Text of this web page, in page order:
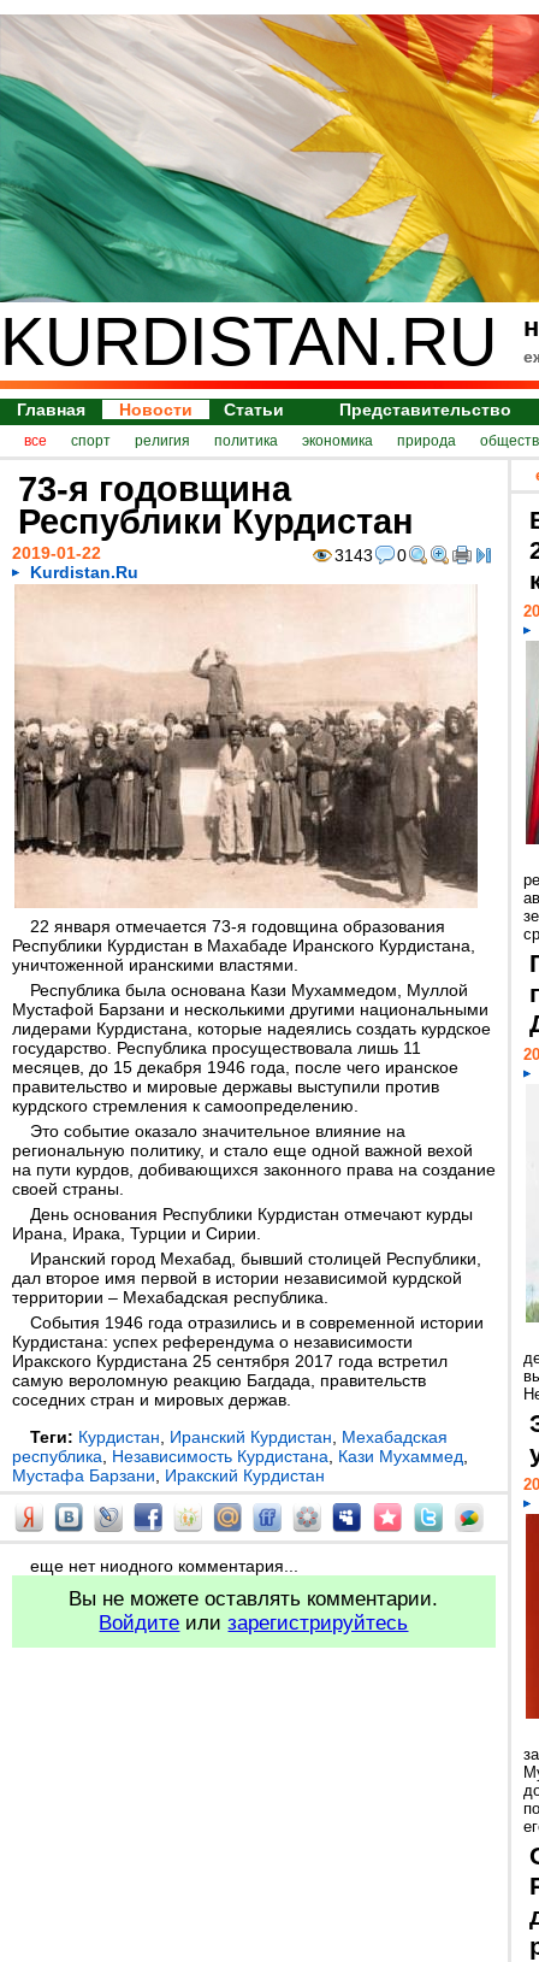
KURDISTAN.RU
Главная Новости Статьи Представительство
все спорт религия политика экономика природа
73-я годовщина
Республики Курдистан
3143 0
2019-01-22
Kurdistan.Ru
22 января отмечается 73-я годовщина образования
Республики Курдистан в Махабаде Иранского Курдистана,
уничтоженной иранскими властями.
Республика была основана Кази Мухаммедом, Муллой
Мустафой Барзани и несколькими другими национальными
лидерами Курдистана, которые надеялись создать курдское
государство. Республика просуществовала лишь 11
месяцев, до 15 декабря 1946 года, после чего иранское
правительство и мировые державы выступили против
курдского стремления к самоопределению.
Это событие оказало значительное влияние на
региональную политику, и стало еще одной важной вехой
на пути курдов, добивающихся законного права на создание
своей страны.
День основания Республики Курдистан отмечают курды
Ирана, Ирака, Турции и Сирии.
Иранский город Мехабад, бывший столицей Республики,
дал второе имя первой в истории независимой курдской
территории – Мехабадская республика.
События 1946 года отразились и в современной истории
Курдистана: успех референдума о независимости
Иракского Курдистана 25 сентября 2017 года встретил
самую вероломную реакцию Багдада, правительств
соседних стран и мировых держав.
Теги: Курдистан Иранский Курдистан
Мехабадская
республика
Независимость Курдистана Кази Мухаммед
Мустафа Барзани
Иракский Курдистан
еще нет ниодного комментария...
Вы не можете оставлять комментарии.
Войдите илизарегистрируйтесь